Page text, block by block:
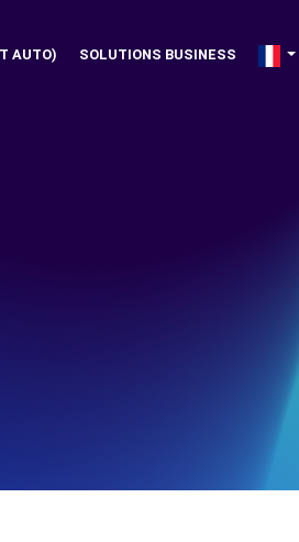
AUTO) SOLUTIONS BUSINESS